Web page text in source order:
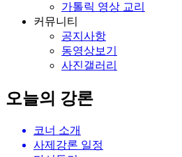
가톨릭 영상 교리
커뮤니티
공지사항
동영상보기
사진갤러리
오늘의 강론
코너 소개
사제강론 일정